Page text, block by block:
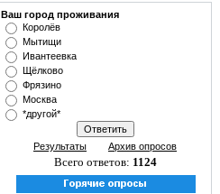
Ваш город проживания
Королёв
Мытищи
Ивантеевка
Щёлково
Фрязино
Москва
*другой*
Результаты Архив опросов
Всего ответов: 1124